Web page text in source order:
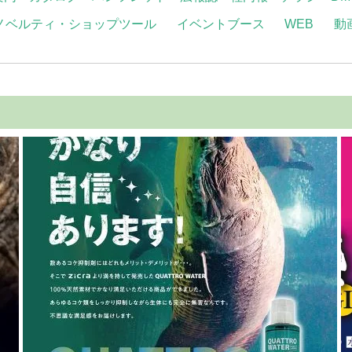
ベルティ・ショップツール イベントブース WEB 動